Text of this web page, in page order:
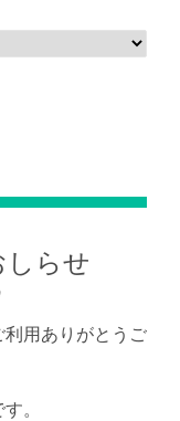
しらせ
用ありがとうご
。